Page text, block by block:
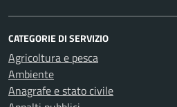
CATEGORIE DI SERVIZIO
Agricoltura e pesca
Ambiente
Anagrafe e stato civile